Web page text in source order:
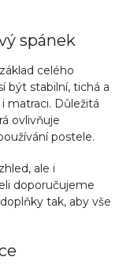
spánek
celého
být stabilní, tichá a
matraci. Důležitá
ovlivňuje
postele.
ale i
doporučujeme
tak, aby vše